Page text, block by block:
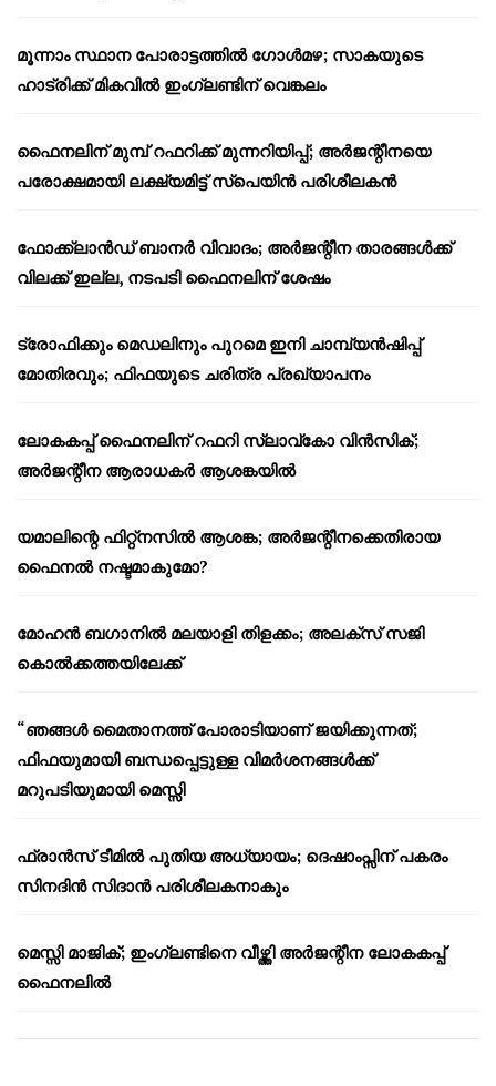
മൂന്നാം സ്ഥാന പോരാട്ടത്തിൽ ഗോൾമഴ; സാകയുടെ
ഹാട്രിക്ക് മികവിൽ ഇംഗ്ലണ്ടിന് വെങ്കലം
ഫൈനലിന് മുമ്പ് റഫറിക്ക് മുന്നറിയിപ്പ്; അർജന്റീനയെ
പരോക്ഷമായി ലക്ഷ്യമിട്ട് സ്പെയിൻ പരിശീലകൻ
ഫോക്ക്‌ലാൻഡ് ബാനർ വിവാദം; അർജന്റീന താരങ്ങൾക്ക്
വിലക്ക് ഇല്ല, നടപടി ഫൈനലിന് ശേഷം
ട്രോഫിക്കും മെഡലിനും പുറമെ ഇനി ചാമ്പ്യൻഷിപ്പ്
മോതിരവും; ഫിഫയുടെ ചരിത്ര പ്രഖ്യാപനം
ലോകകപ്പ് ഫൈനലിന് റഫറി സ്ലാവ്‌കോ വിൻസിക്;
അർജന്റീന ആരാധകർ ആശങ്കയിൽ
യമാലിന്റെ ഫിറ്റ്നസിൽ ആശങ്ക; അർജന്റീനക്കെതിരായ
ഫൈനൽ നഷ്ടമാകുമോ?
മോഹൻ ബഗാനിൽ മലയാളി തിളക്കം; അലക്സ് സജി
കൊൽക്കത്തയിലേക്ക്
“ഞങ്ങൾ മൈതാനത്ത് പോരാടിയാണ് ജയിക്കുന്നത്;
ഫിഫയുമായി ബന്ധപ്പെട്ടുള്ള വിമർശനങ്ങൾക്ക്
മറുപടിയുമായി മെസ്സി
ഫ്രാൻസ് ടീമിൽ പുതിയ അധ്യായം; ദെഷാംപ്സിന് പകരം
സിനദിൻ സിദാൻ പരിശീലകനാകും
മെസ്സി മാജിക്; ഇംഗ്ലണ്ടിനെ വീഴ്ത്തി അർജന്റീന ലോകകപ്പ്
ഫൈനലിൽ